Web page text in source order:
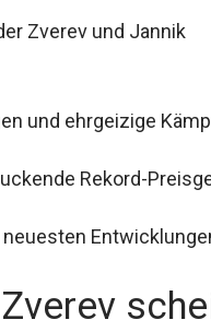
Zverev und Jannik
und ehrgeizige
Rekord-
neuesten